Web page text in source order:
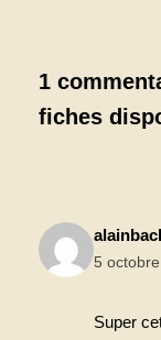
1
fiches
5
Super